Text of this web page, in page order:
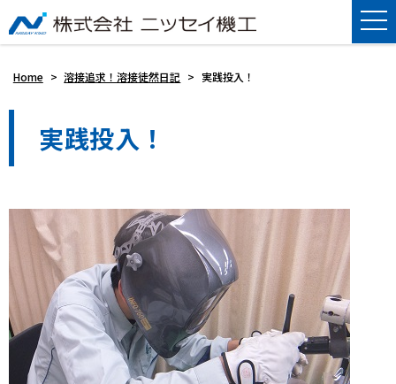
Home > 溶接追求！溶接徒然日記 > 実践投入！
実践投入！